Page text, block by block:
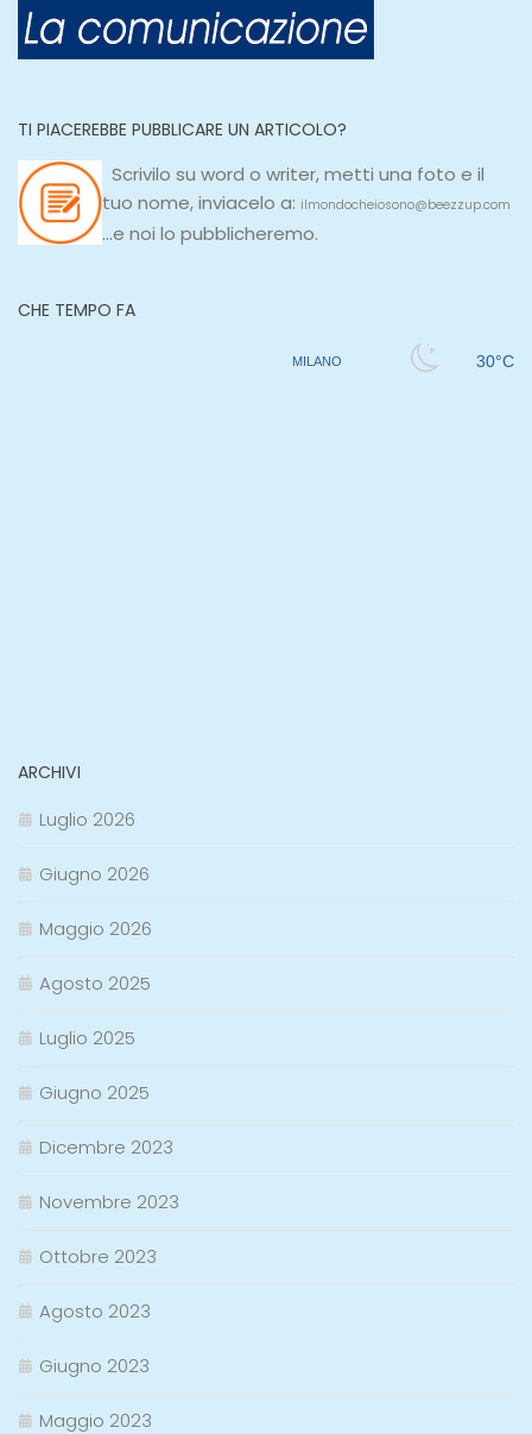
TI PIACEREBBE PUBBLICARE UN ARTICOLO?
Scrivilo su word o writer, metti una foto e il
tuo nome, inviacelo a: ilmondocheiosono@beezzup.com
...e noi lo pubblicheremo.
CHE TEMPO FA
ARCHIVI
Luglio 2026
Giugno 2026
Maggio 2026
Agosto 2025
Luglio 2025
Giugno 2025
Dicembre 2023
Novembre 2023
Ottobre 2023
Agosto 2023
Giugno 2023
Maggio 2023